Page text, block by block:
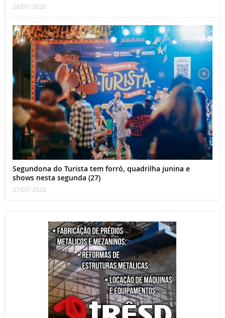
28/07/ 2026
Segundona do Turista tem forró, quadrilha junina e
shows nesta segunda (27)
27/07/ 2026